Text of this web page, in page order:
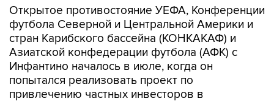
Открытое противостояние УЕФА, Конференции
футбола Северной и Центральной Америки и
стран Карибского бассейна (КОНКАКАФ) и
Азиатской конфедерации футбола (АФК) с
Инфантино началось в июле, когда он
попытался реализовать проект по
привлечению частных инвесторов в